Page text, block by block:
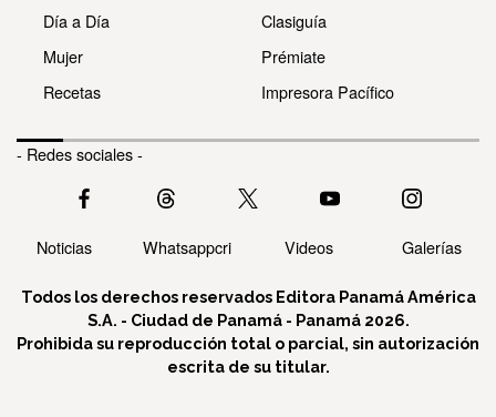
Día a Día
Mujer
Recetas
Clasiguía
Prémiate
Impresora Pacífico
- Redes sociales -
Noticias Whatsappcri Videos Galerías
Todos los derechos reservados Editora Panamá América
S.A. - Ciudad de Panamá - Panamá 2026.
Prohibida su reproducción total o parcial, sin autorización
escrita de su titular.